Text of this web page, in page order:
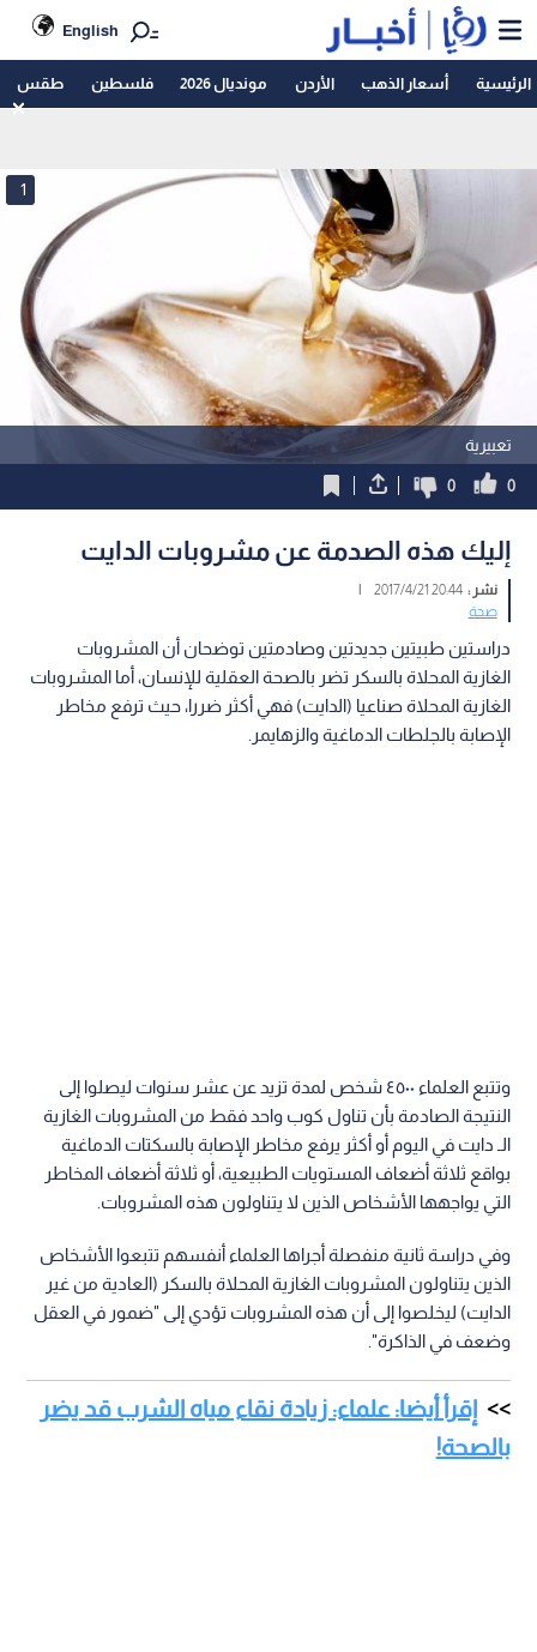
English
الرئيسية أسعار الذهب الأردن مونديال 2026 فلسطين طقس
تعبيرية
1
0
0
إليك هذه الصدمة عن مشروبات الدايت
نشر :20:44 2017/4/21
|
صحة
دراستين طبيتين جديدتين وصادمتين توضحان أن المشروبات
الغازية المحلاة بالسكر تضر بالصحة العقلية للإنسان، أما المشروبات
الغازية المحلاة صناعيا (الدايت) فهي أكثر ضررا، حيث ترفع مخاطر
الإصابة بالجلطات الدماغية والزهايمر.
وتتبع العلماء ٤٥٠٠ شخص لمدة تزيد عن عشر سنوات ليصلوا إلى
النتيجة الصادمة بأن تناول كوب واحد فقط من المشروبات الغازية
الـ دايت في اليوم أو أكثر يرفع مخاطر الإصابة بالسكتات الدماغية
بواقع ثلاثة أضعاف المستويات الطبيعية، أو ثلاثة أضعاف المخاطر
التي يواجهها الأشخاص الذين لا يتناولون هذه المشروبات.
وفي دراسة ثانية منفصلة أجراها العلماء أنفسهم تتبعوا الأشخاص
الذين يتناولون المشروبات الغازية المحلاة بالسكر (العادية من غير
الدايت) ليخلصوا إلى أن هذه المشروبات تؤدي إلى "ضمور في العقل
وضعف في الذاكرة".
إقرأ أيضا: علماء: زيادة نقاء مياه الشرب قد يضر
بالصحة!